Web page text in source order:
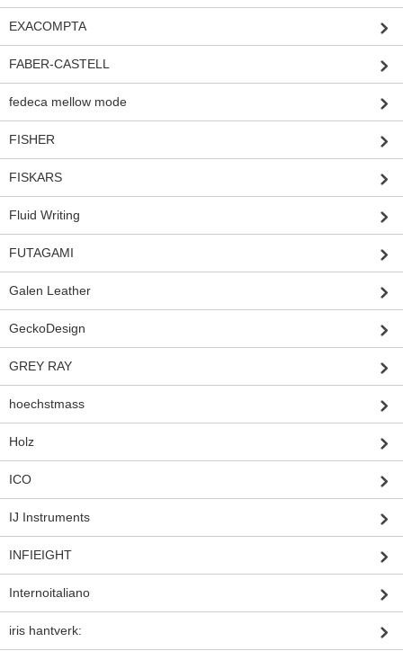
EXACOMPTA
FABER-CASTELL
fedeca mellow mode
FISHER
FISKARS
Fluid Writing
FUTAGAMI
Galen Leather
GeckoDesign
GREY RAY
hoechstmass
Holz
ICO
IJ Instruments
INFIEIGHT
Internoitaliano
iris hantverk: